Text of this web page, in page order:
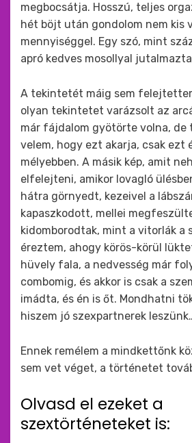
megbocsátja. Hosszú, teljes
hét böjt után gondolom nem kis
mennyiséggel. Egy szó, mint
apró kedves mosollyal
A tekintetét máig sem
olyan tekintetet varázsolt az
már fájdalom gyötörte volna,
velem, hogy ezt akarja, csak ezt
mélyebben. A másik kép, amit
elfelejteni, amikor lovagló
hátra görnyedt, kezeivel a
kapaszkodott, mellei
kidomborodtak, mint a vitorlák a
éreztem, ahogy körös-körül
hüvely fala, a nedvesség már
combomig, és akkor is csak a
imádta, és én is őt. Mondhatni
hiszem jó szexpartnerek
Ennek remélem a mindkettőnk
sem vet véget, a történetet
Olvasd el ezeket a
szextörténeteket is: